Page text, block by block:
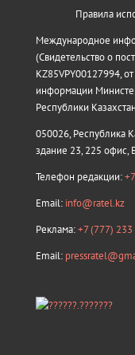
Правила
Международное
(Свидетельство о
KZ85VPY00127994,
информации
Республики
050026, Республика
здание 23, 225 офис,
Телефон редакции:
Email: info@ratel.kz
Реклама:+7 (777) 233
Email: